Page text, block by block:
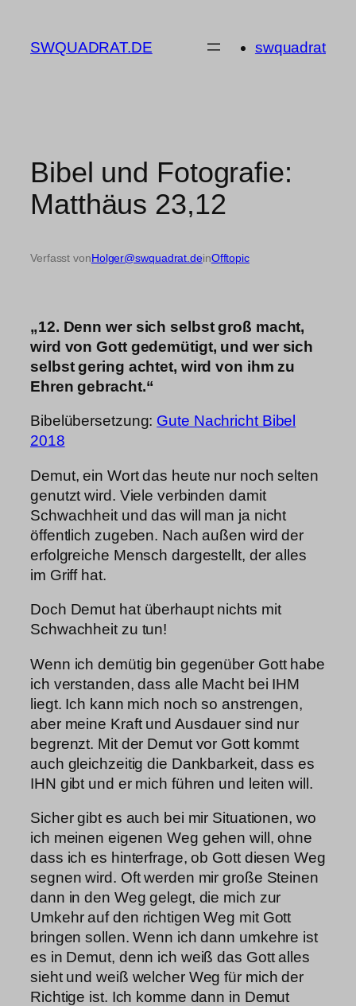
springen
SWQUADRAT.DE swquadrat
Bibel und Fotografie:
Matthäus 23,12
Verfasst vonHolger@swquadrat.deinOfftopic
„12. Denn wer sich selbst groß macht,
wird von Gott gedemütigt, und wer sich
selbst gering achtet, wird von ihm zu
Ehren gebracht.“
Bibelübersetzung: Gute Nachricht Bibel
2018
Demut, ein Wort das heute nur noch selten
genutzt wird. Viele verbinden damit
Schwachheit und das will man ja nicht
öffentlich zugeben. Nach außen wird der
erfolgreiche Mensch dargestellt, der alles
im Griff hat.
Doch Demut hat überhaupt nichts mit
Schwachheit zu tun!
Wenn ich demütig bin gegenüber Gott habe
ich verstanden, dass alle Macht bei IHM
liegt. Ich kann mich noch so anstrengen,
aber meine Kraft und Ausdauer sind nur
begrenzt. Mit der Demut vor Gott kommt
auch gleichzeitig die Dankbarkeit, dass es
IHN gibt und er mich führen und leiten will.
Sicher gibt es auch bei mir Situationen, wo
ich meinen eigenen Weg gehen will, ohne
dass ich es hinterfrage, ob Gott diesen Weg
segnen wird. Oft werden mir große Steinen
dann in den Weg gelegt, die mich zur
Umkehr auf den richtigen Weg mit Gott
bringen sollen. Wenn ich dann umkehre ist
es in Demut, denn ich weiß das Gott alles
sieht und weiß welcher Weg für mich der
Richtige ist. Ich komme dann in Demut